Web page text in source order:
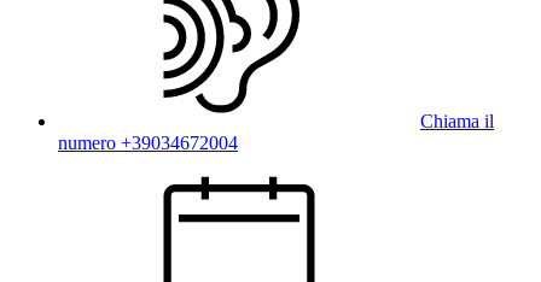
Chiama il
numero +39034672004